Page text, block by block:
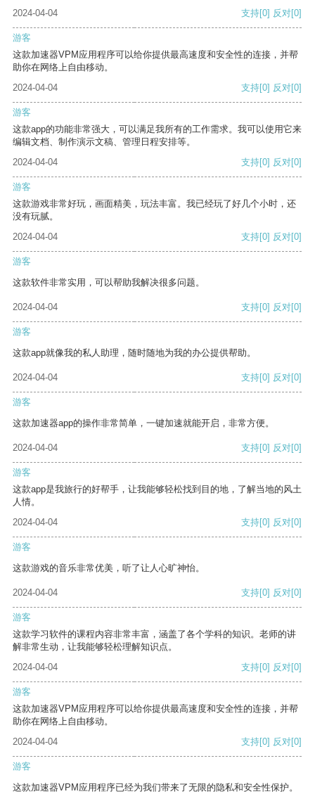
2024-04-04 支持[0] 反对[0]
游客
这款加速器VPM应用程序可以给你提供最高速度和安全性的连接，并帮
助你在网络上自由移动。
2024-04-04
支持[0] 反对[0]
游客
这款app的功能非常强大，可以满足我所有的工作需求。我可以使用它来
编辑文档、制作演示文稿、管理日程安排等。
2024-04-04
支持[0] 反对[0]
游客
这款游戏非常好玩，画面精美，玩法丰富。我已经玩了好几个小时，还
没有玩腻。
2024-04-04
支持[0] 反对[0]
游客
这款软件非常实用，可以帮助我解决很多问题。
2024-04-04 支持[0] 反对[0]
游客
这款app就像我的私人助理，随时随地为我的办公提供帮助。
2024-04-04 支持[0] 反对[0]
游客
这款加速器app的操作非常简单，一键加速就能开启，非常方便。
2024-04-04 支持[0] 反对[0]
游客
这款app是我旅行的好帮手，让我能够轻松找到目的地，了解当地的风土
人情。
2024-04-04
支持[0] 反对[0]
游客
这款游戏的音乐非常优美，听了让人心旷神怡。
2024-04-04 支持[0] 反对[0]
游客
这款学习软件的课程内容非常丰富，涵盖了各个学科的知识。老师的讲
解非常生动，让我能够轻松理解知识点。
2024-04-04
支持[0] 反对[0]
游客
这款加速器VPM应用程序可以给你提供最高速度和安全性的连接，并帮
助你在网络上自由移动。
2024-04-04
支持[0] 反对[0]
游客
这款加速器VPM应用程序已经为我们带来了无限的隐私和安全性保护。